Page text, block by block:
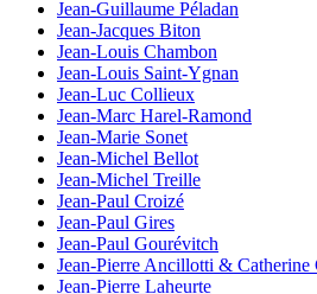
Jean-Guillaume Péladan
Jean-Jacques Biton
Jean-Louis Chambon
Jean-Louis Saint-Ygnan
Jean-Luc Collieux
Jean-Marc Harel-Ramond
Jean-Marie Sonet
Jean-Michel Bellot
Jean-Michel Treille
Jean-Paul Croizé
Jean-Paul Gires
Jean-Paul Gourévitch
Jean-Pierre Ancillotti & Catherine
Jean-Pierre Laheurte